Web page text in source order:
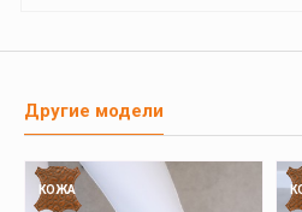
Другие модели
КОЖА